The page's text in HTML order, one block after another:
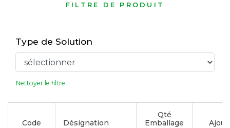
FILTRE DE PRODUIT
Type de Solution
Nettoyer le filtre
Code Désignation
Qté
Emballage